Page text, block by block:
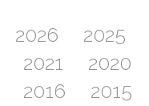
2026 2025
2021
2020
2016
2015